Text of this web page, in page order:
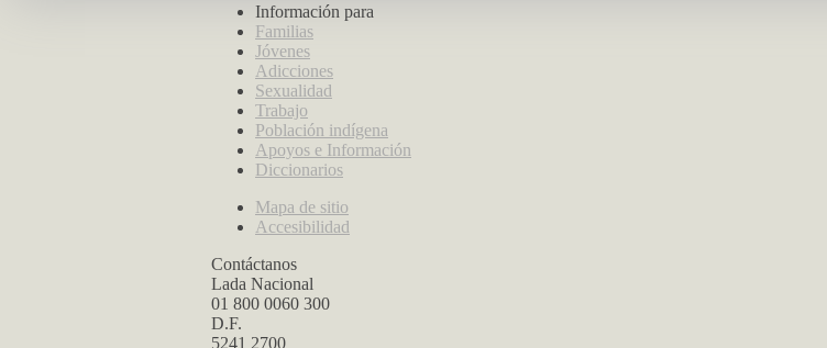
Información para
Familias
Jóvenes
Adicciones
Sexualidad
Trabajo
Población indígena
Apoyos e Información
Diccionarios
Mapa de sitio
Accesibilidad
Contáctanos
Lada Nacional
01 800 0060 300
D.F.
5241 2700